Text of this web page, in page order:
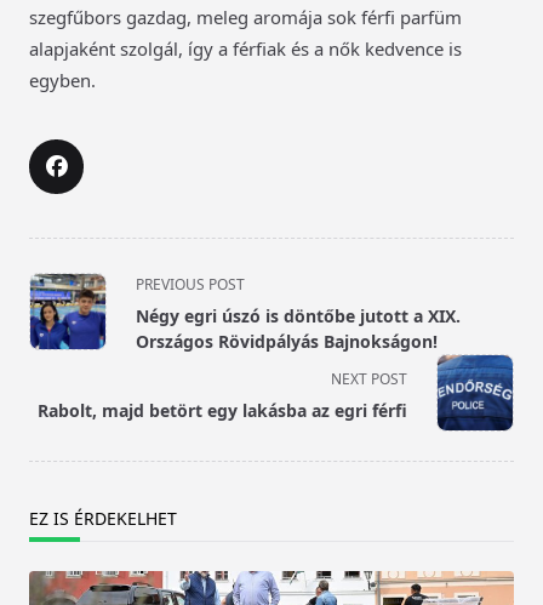
szegfűbors gazdag, meleg aromája sok férfi parfüm
alapjaként szolgál, így a férfiak és a nők kedvence is
egyben.
<span
class="nav-
subtitle
reader-
text">Page</span>
PREVIOUS POST
Négy egri úszó is döntőbe jutott a XIX.
Országos Rövidpályás Bajnokságon!
NEXT POST
Rabolt, majd betört egy lakásba az egri férfi
EZ IS ÉRDEKELHET